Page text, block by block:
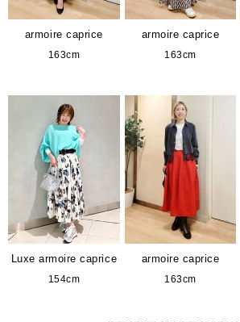
armoire caprice
163cm
armoire caprice
163cm
Luxe armoire caprice
154cm
armoire caprice
163cm